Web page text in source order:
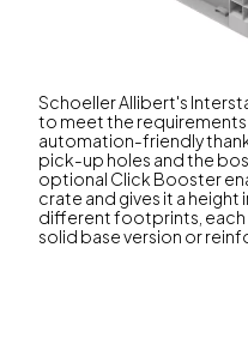
Schoeller Allibert's
to meet the requirements
automation-friendly
pick-up holes and the
optional Click Booster
crate and gives it a height
different footprints, each
solid base version or